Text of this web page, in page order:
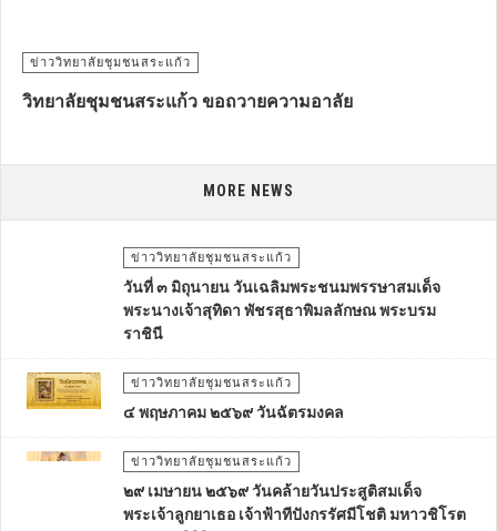
ข่าววิทยาลัยชุมชนสระแก้ว
วิทยาลัยชุมชนสระแก้ว ขอถวายความอาลัย
MORE NEWS
ข่าววิทยาลัยชุมชนสระแก้ว
วันที่ ๓ มิถุนายน วันเฉลิมพระชนมพรรษาสมเด็จ
พระนางเจ้าสุทิดา พัชรสุธาพิมลลักษณ พระบรม
ราชินี
ข่าววิทยาลัยชุมชนสระแก้ว
๔ พฤษภาคม ๒๕๖๙ วันฉัตรมงคล
ข่าววิทยาลัยชุมชนสระแก้ว
๒๙ เมษายน ๒๕๖๙ วันคล้ายวันประสูติสมเด็จ
พระเจ้าลูกยาเธอ เจ้าฟ้าทีปังกรรัศมีโชติ มหาวชิโรต